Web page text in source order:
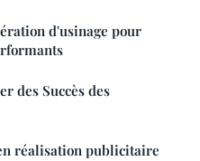
d'usinage pour
des Succès des
réalisation publicitaire